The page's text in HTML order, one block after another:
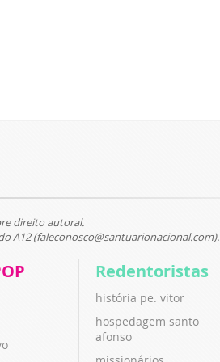
direito autoral.
A12 (faleconosco@santuarionacional.com).
Redentoristas
história pe. vitor
hospedagem santo
afonso